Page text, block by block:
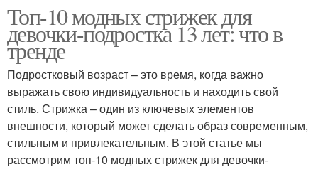
Топ-10 модных стрижек для
девочки-подростка 13 лет: что в
тренде
Подростковый возраст – это время, когда важно
выражать свою индивидуальность и находить свой
стиль. Стрижка – один из ключевых элементов
внешности, который может сделать образ современным,
стильным и привлекательным. В этой статье мы
рассмотрим топ-10 модных стрижек для девочки-